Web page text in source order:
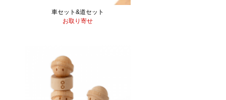
車セット&道セット
お取り寄せ